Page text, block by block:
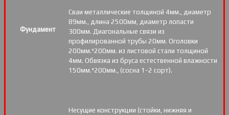
Фундамент
Сваи металлические толщиной 4мм., диаметр
89мм., длина 2500мм, диаметр лопасти
300мм. Диагональные связи из
профилированной трубы 20мм. Оголовки
200мм.*200мм. из листовой стали толщиной
4мм. Обвязка из бруса естественной влажности
150мм.*200мм., (сосна 1-2 сорт).
Несущие конструкции (стойки, нижняя и